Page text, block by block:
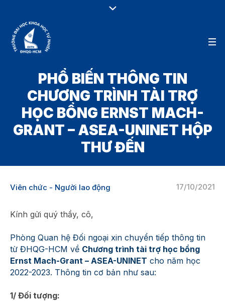
PHỔ BIẾN THÔNG TIN
CHƯƠNG TRÌNH TÀI TRỢ
HỌC BỔNG ERNST MACH-
GRANT – ASEA-UNINET HỘP
THƯ ĐẾN
17/10/2021
Viên chức - Người lao động
Kính gửi quý thầy, cô,
Phòng Quan hệ Đối ngoại xin chuyển tiếp thông tin
từ ĐHQG-HCM về Chương trình tài trợ học bổng
Ernst Mach-Grant – ASEA-UNINET cho năm học
2022-2023. Thông tin cơ bản như sau:
1/ Đối tượng: